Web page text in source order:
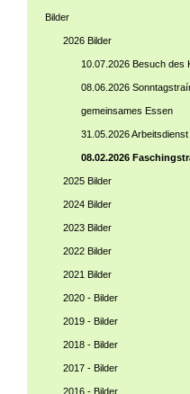
Bilder
2026 Bilder
10.07.2026 Besuch des
08.06.2026
gemeinsames Essen
31.05.2026 Arbeitsdienst
08.02.2026
2025 Bilder
2024 Bilder
2023 Bilder
2022 Bilder
2021 Bilder
2020 - Bilder
2019 - Bilder
2018 - Bilder
2017 - Bilder
2016 - Bilder